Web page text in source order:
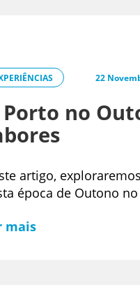
22
Porto no
artigo,
época de Outono
mais